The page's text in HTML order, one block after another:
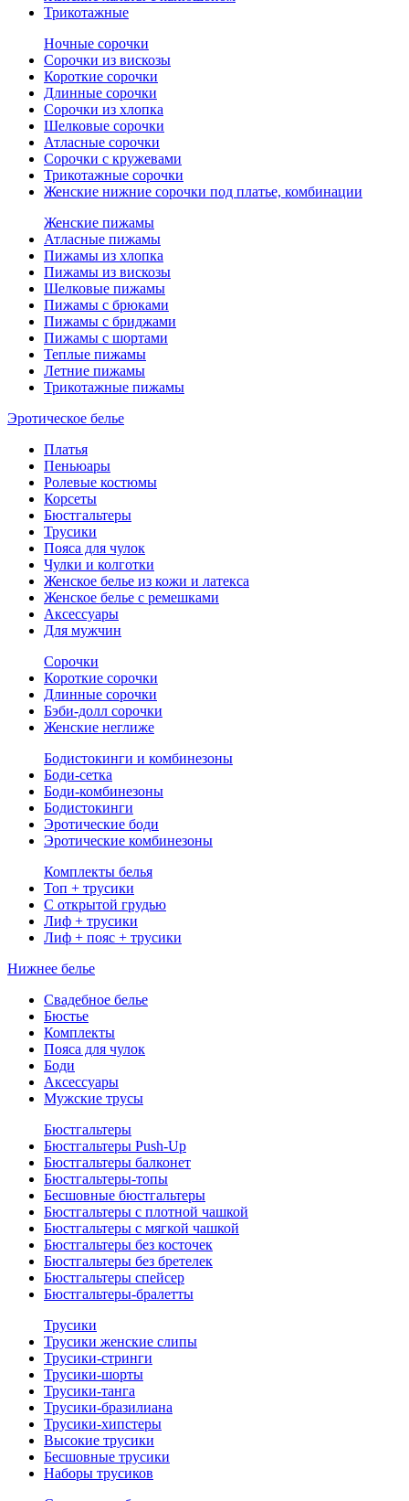
Трикотажные
Ночные сорочки
Сорочки из вискозы
Короткие сорочки
Длинные сорочки
Сорочки из хлопка
Шелковые сорочки
Атласные сорочки
Сорочки с кружевами
Трикотажные сорочки
Женские нижние сорочки под платье, комбинации
Женские пижамы
Атласные пижамы
Пижамы из хлопка
Пижамы из вискозы
Шелковые пижамы
Пижамы с брюками
Пижамы с бриджами
Пижамы с шортами
Теплые пижамы
Летние пижамы
Трикотажные пижамы
Эротическое белье
Платья
Пеньюары
Ролевые костюмы
Корсеты
Бюстгальтеры
Трусики
Пояса для чулок
Чулки и колготки
Женское белье из кожи и латекса
Женское белье с ремешками
Аксессуары
Для мужчин
Сорочки
Короткие сорочки
Длинные сорочки
Бэби-долл сорочки
Женские неглиже
Бодистокинги и комбинезоны
Боди-сетка
Боди-комбинезоны
Бодистокинги
Эротические боди
Эротические комбинезоны
Комплекты белья
Топ + трусики
С открытой грудью
Лиф + трусики
Лиф + пояс + трусики
Нижнее белье
Свадебное белье
Бюстье
Комплекты
Пояса для чулок
Боди
Аксессуары
Мужские трусы
Бюстгальтеры
Бюстгальтеры Push-Up
Бюстгальтеры балконет
Бюстгальтеры-топы
Бесшовные бюстгальтеры
Бюстгальтеры с плотной чашкой
Бюстгальтеры с мягкой чашкой
Бюстгальтеры без косточек
Бюстгальтеры без бретелек
Бюстгальтеры спейсер
Бюстгальтеры-бралетты
Трусики
Трусики женские слипы
Трусики-стринги
Трусики-шорты
Трусики-танга
Трусики-бразилиана
Трусики-хипстеры
Высокие трусики
Бесшовные трусики
Наборы трусиков